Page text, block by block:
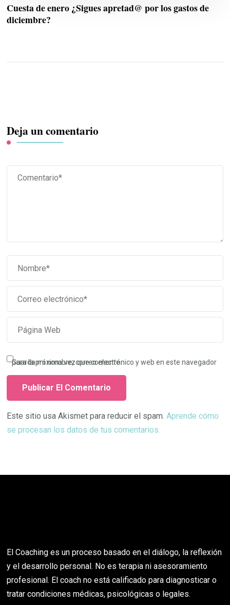
Cuesta de enero ¿Sigues apretad@ por los gastos de
diciembre?
Deja un comentario
Guarda mi nombre, correo electrónico y web en este navegador para la próxima vez que comente.
Este sitio usa Akismet para reducir el spam.Aprende cómo
se procesan los datos de tus comentarios.
El Coaching es un proceso basado en el diálogo, la reflexión
y el desarrollo personal. No es terapia ni asesoramiento
profesional. El coach no está calificado para diagnosticar o
tratar condiciones médicas, psicológicas o legales.